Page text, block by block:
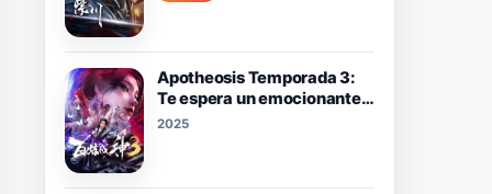
Apotheosis Temporada 3:
Te espera un emocionante
viaje de amor y destino.
2025